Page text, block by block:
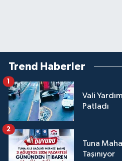
Trend Haberler
Vali
Patladı
1
Tuna
Taşınıyor
2